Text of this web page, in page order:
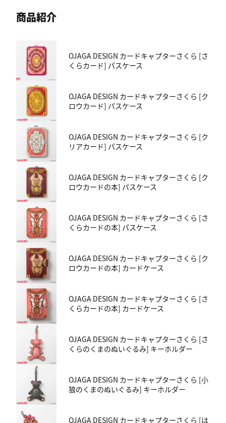
商品紹介
OJAGA DESIGN カードキャプターさくら [さ
くらカード] パスケース
OJAGA DESIGN カードキャプターさくら [ク
ロウカード] パスケース
OJAGA DESIGN カードキャプターさくら [ク
リアカード] パスケース
OJAGA DESIGN カードキャプターさくら [ク
ロウカードの本] パスケース
OJAGA DESIGN カードキャプターさくら [さ
くらカードの本] パスケース
OJAGA DESIGN カードキャプターさくら [ク
ロウカードの本] カードケース
OJAGA DESIGN カードキャプターさくら [さ
くらカードの本] カードケース
OJAGA DESIGN カードキャプターさくら [さ
くらのくまのぬいぐるみ] キーホルダー
OJAGA DESIGN カードキャプターさくら [小
狼のくまのぬいぐるみ] キーホルダー
OJAGA DESIGN カードキャプターさくら [は